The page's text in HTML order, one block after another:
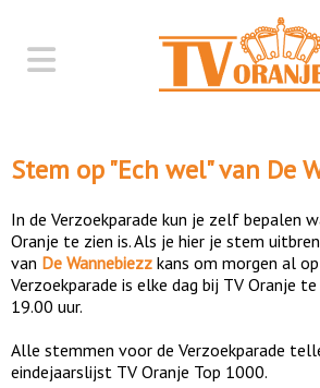
Stem op "Ech wel" van De
In de Verzoekparade kun je zelf bepalen
Oranje te zien is. Als je hier je stem
van De Wannebiezz kans om morgen al
Verzoekparade is elke dag bij TV Oranje
19.00 uur.
Alle stemmen voor de Verzoekparade
eindejaarslijst TV Oranje Top 1000.